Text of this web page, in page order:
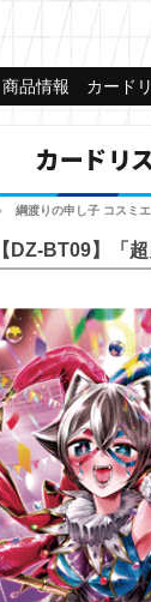
商品情報 カード
カードリ
綱渡りの申し子 コスミ
【DZ-BT09】「超